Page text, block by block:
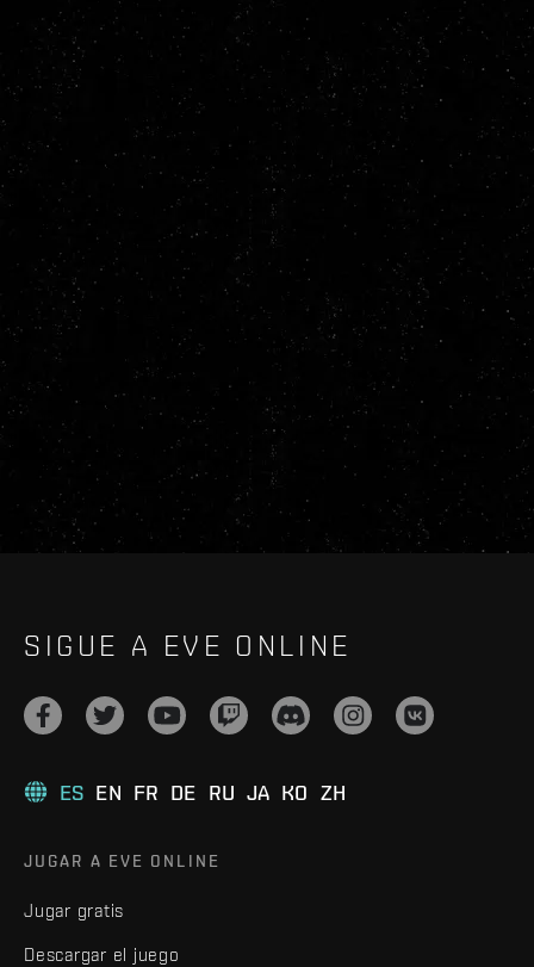
SIGUE A EVE ONLINE
ES EN FR DE RU JA KO ZH
JUGAR A EVE ONLINE
Jugar gratis
Descargar el juego